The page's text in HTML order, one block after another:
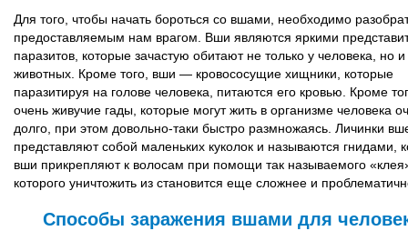
Для того, чтобы начать бороться со вшами, необходимо
предоставляемым нам врагом. Вши являются яркими
паразитов, которые зачастую обитают не только у человека, но и
животных. Кроме того, вши — кровососущие хищники, которые
паразитируя на голове человека, питаются его кровью. Кроме
очень живучие гады, которые могут жить в организме человека
долго, при этом довольно-таки быстро размножаясь. Личинки
представляют собой маленьких куколок и называются гнидами,
вши прикрепляют к волосам при помощи так называемого
которого уничтожить из становится еще сложнее и
Способы заражения вшами для